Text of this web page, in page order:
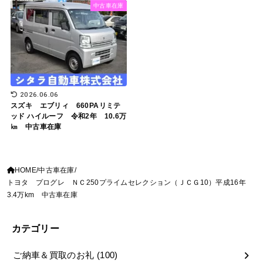
中古車在庫
2026.06.06
スズキ エブリィ 660PAリミテ
ッド ハイルーフ 令和2年 10.6万
㎞ 中古車在庫
HOME 中古車在庫
トヨタ プログレ ＮＣ250プライムセレクション（ＪＣＧ10）平成16年
3.4万km 中古車在庫
カテゴリー
ご納車＆買取のお礼 (100)